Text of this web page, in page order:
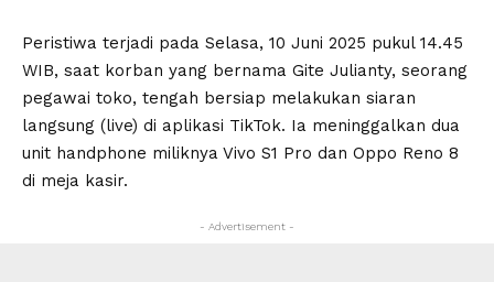
Peristiwa terjadi pada Selasa, 10 Juni 2025 pukul 14.45
WIB, saat korban yang bernama Gite Julianty, seorang
pegawai toko, tengah bersiap melakukan siaran
langsung (live) di aplikasi TikTok. Ia meninggalkan dua
unit handphone miliknya Vivo S1 Pro dan Oppo Reno 8
di meja kasir.
- Advertisement -